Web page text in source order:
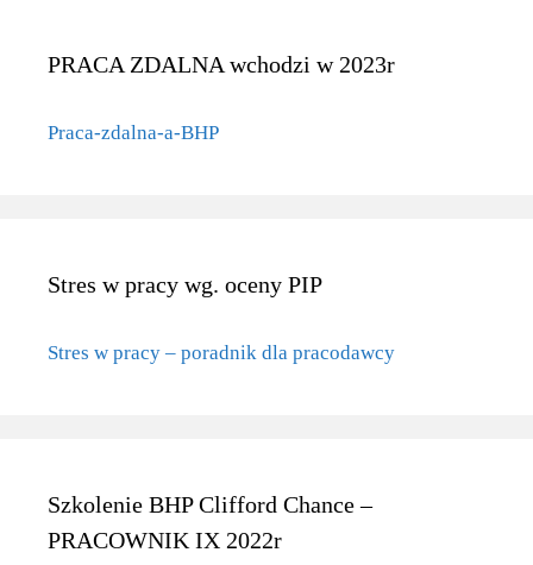
PRACA ZDALNA wchodzi w 2023r
Praca-zdalna-a-BHP
Stres w pracy wg. oceny PIP
Stres w pracy – poradnik dla pracodawcy
Szkolenie BHP Clifford Chance –
PRACOWNIK IX 2022r